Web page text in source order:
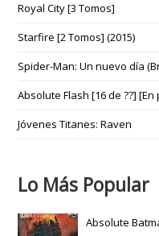
Royal City [3 Tomos]
Starfire [2 Tomos] (2015)
Spider-Man: Un nuevo día
Absolute Flash [16 de ??]
Jóvenes Titanes: Raven
Lo Más Popular
Absolute